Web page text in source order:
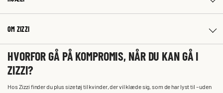
OM ZIZZI
HVORFOR GÅ PÅ KOMPROMIS, NÅR DU KAN GÅ I
ZIZZI?
Hos Zizzi finder du plus size tøj til kvinder, der vil klæde sig, som de har lyst til – uden